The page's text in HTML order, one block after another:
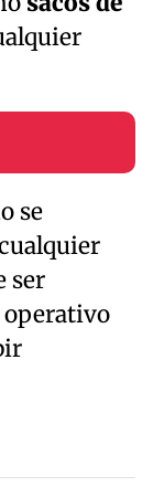
se
ser
operativo